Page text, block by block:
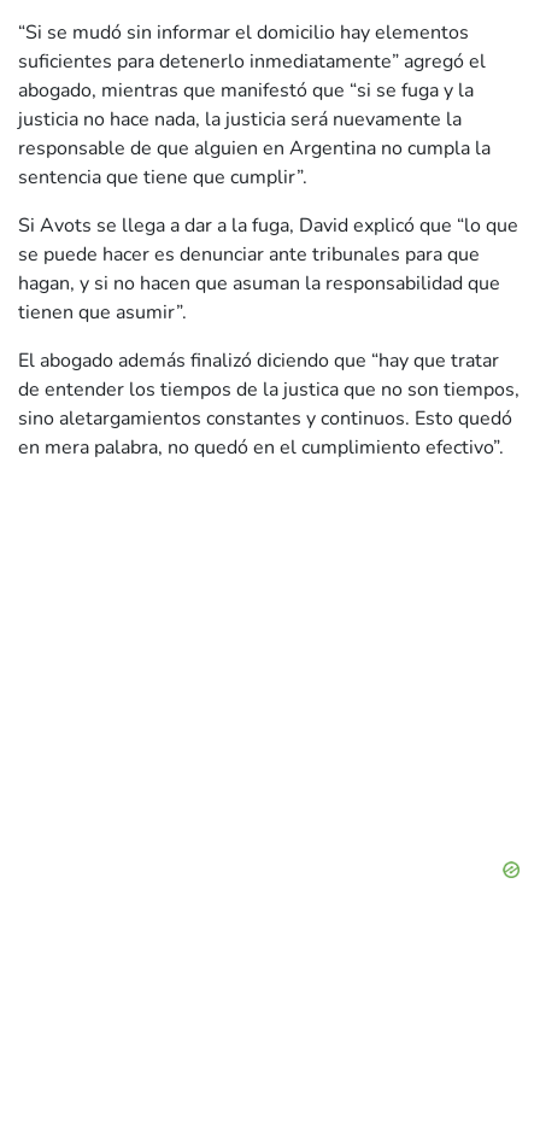
“Si se mudó sin informar el domicilio hay elementos
suficientes para detenerlo inmediatamente” agregó el
abogado, mientras que manifestó que “si se fuga y la
justicia no hace nada, la justicia será nuevamente la
responsable de que alguien en Argentina no cumpla la
sentencia que tiene que cumplir”.
Si Avots se llega a dar a la fuga, David explicó que “lo que
se puede hacer es denunciar ante tribunales para que
hagan, y si no hacen que asuman la responsabilidad que
tienen que asumir”.
El abogado además finalizó diciendo que “hay que tratar
de entender los tiempos de la justica que no son tiempos,
sino aletargamientos constantes y continuos. Esto quedó
en mera palabra, no quedó en el cumplimiento efectivo”.